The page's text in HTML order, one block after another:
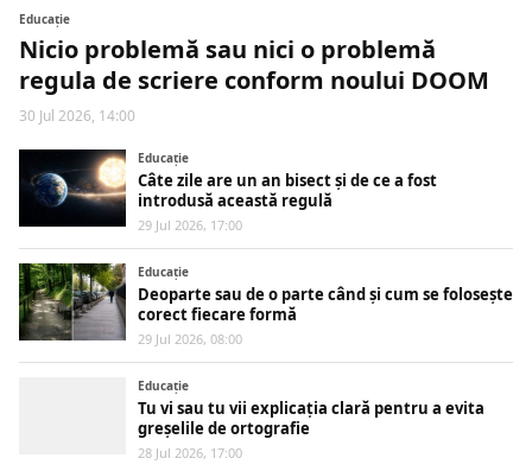
Educaţie
Nicio problemă sau nici o problemă
regula de scriere conform noului DOOM
30 Jul 2026, 14:00
Educaţie
Câte zile are un an bisect și de ce a fost
introdusă această regulă
29 Jul 2026, 17:00
Educaţie
Deoparte sau de o parte când și cum se folosește
corect fiecare formă
29 Jul 2026, 08:00
Educaţie
Tu vi sau tu vii explicația clară pentru a evita
greșelile de ortografie
28 Jul 2026, 17:00